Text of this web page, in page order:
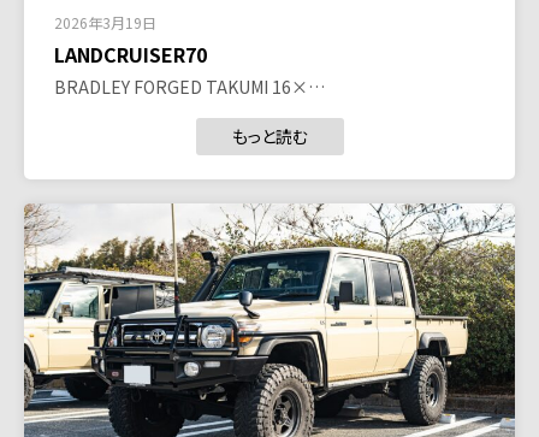
2026年3月19日
LANDCRUISER70
BRADLEY FORGED TAKUMI 16×…
もっと読む